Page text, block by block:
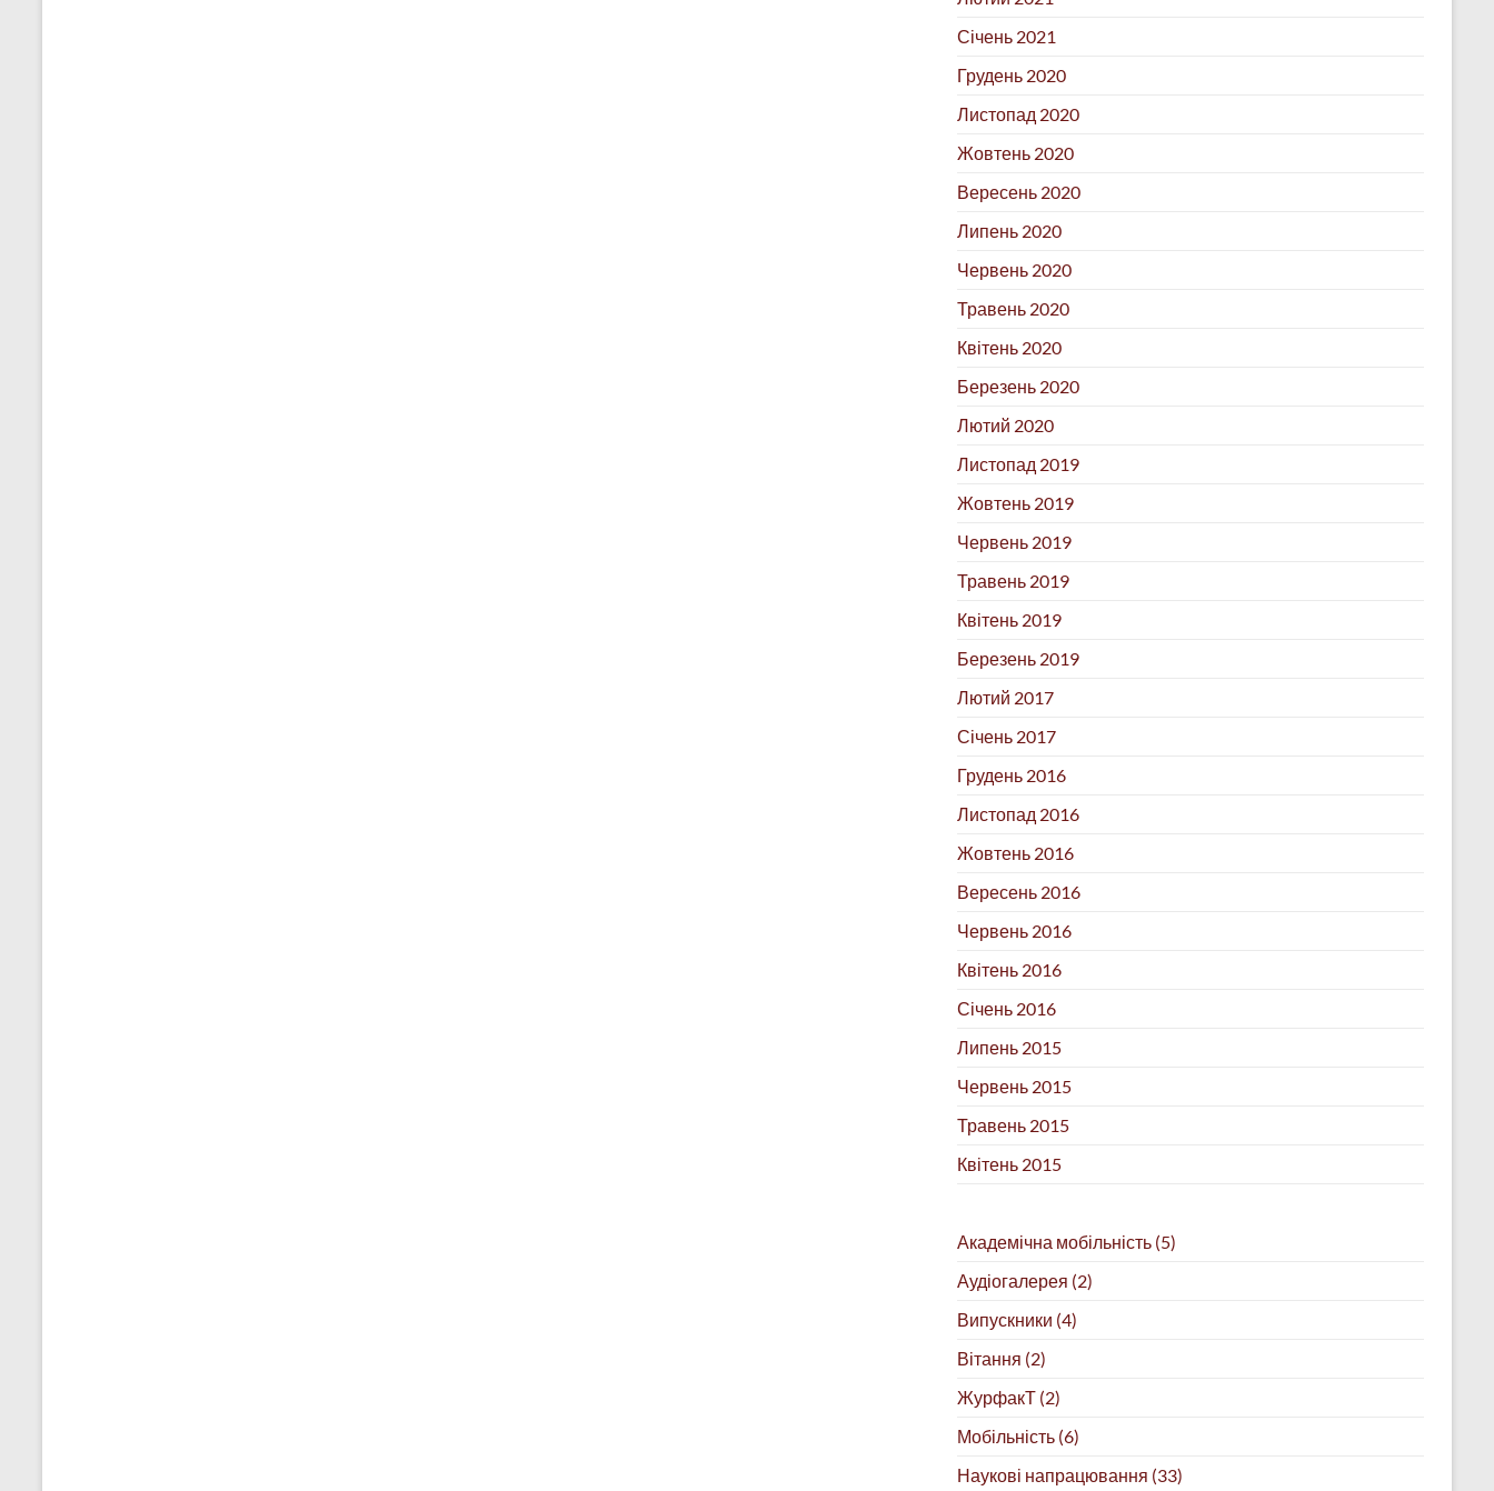
Січень 2021
Грудень 2020
Листопад 2020
Жовтень 2020
Вересень 2020
Липень 2020
Червень 2020
Травень 2020
Квітень 2020
Березень 2020
Лютий 2020
Листопад 2019
Жовтень 2019
Червень 2019
Травень 2019
Квітень 2019
Березень 2019
Лютий 2017
Січень 2017
Грудень 2016
Листопад 2016
Жовтень 2016
Вересень 2016
Червень 2016
Квітень 2016
Січень 2016
Липень 2015
Червень 2015
Травень 2015
Квітень 2015
Академічна мобільність (5)
Аудіогалерея (2)
Випускники (4)
Вітання (2)
ЖурфакТ (2)
Мобільність (6)
Наукові напрацювання (33)